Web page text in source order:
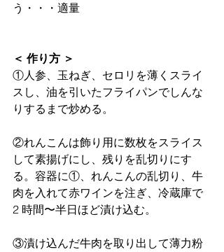
う・・・適量
＜ 作り方 ＞
①人参、玉ねぎ、セロリを薄くスライ
スし、油を引いたフライパンでしんな
りするまで炒める。
②れんこんは飾り用に数枚をスライス
して素揚げにし、残りを乱切りにす
る。容器に①、れんこんの乱切り、牛
肉を入れて赤ワインを注ぎ、冷蔵庫で
2 時間〜半日ほど漬け込む。
③漬け込んだ牛肉を取り出して薄力粉